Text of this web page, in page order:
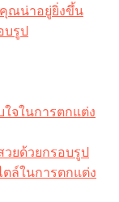
คุณน่าอยู่ยิ่งขึ้น
บรูป
จในการตกแต่ง
ยด้วยกรอบรูป
ล์ในการตกแต่ง